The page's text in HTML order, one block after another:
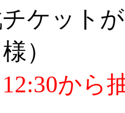
ケット
）
から